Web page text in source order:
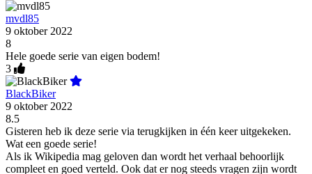
mvdl85
9 oktober 2022
8
Hele goede serie van eigen bodem!
3
BlackBiker
9 oktober 2022
8.5
Gisteren heb ik deze serie via terugkijken in één keer uitgekeken.
Wat een goede serie!
Als ik Wikipedia mag geloven dan wordt het verhaal behoorlijk
compleet en goed verteld. Ook dat er nog steeds vragen zijn wordt